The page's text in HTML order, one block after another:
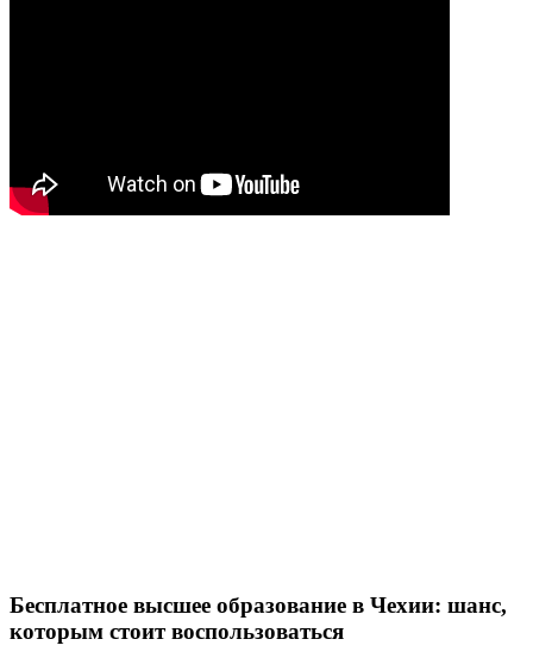
Бесплатное высшее образование в Чехии: шанс,
которым стоит воспользоваться